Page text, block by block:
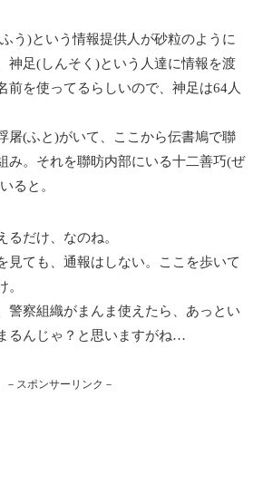
う)という情報提供人が砂粒のように
神足(しんそく)という人達に情報を渡
前を使ってるらしいので、神足は64人
屠(ふと)がいて、ここから伝書鳩で聯
み。それを聯昉内部にいる十二善巧(ぜ
ると。
るだけ、なのね。
見ても、通報はしない。ここを歩いて
。
警察組織がまんま使えたら、あっとい
るんじゃ？と思いますがね…
－スポンサーリンク－